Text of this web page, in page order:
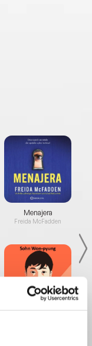
Menajera
Freida McFadden